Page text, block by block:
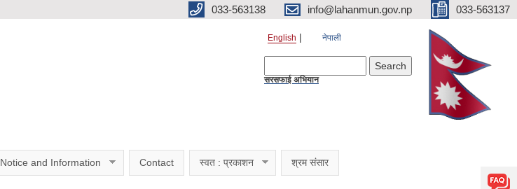
033-563138 info@lahanmun.gov.np 033-563137
English नेपाली
सरसफाई अभियान
Notice and Information Contact स्वत : प्रकाशन श्रम संसार